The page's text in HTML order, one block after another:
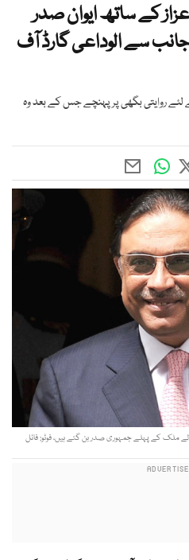
کے ساتھ ایوان صدر
سے الوداعی گارڈ آف
روایتی بگھی پرپہنچے جس کے بعد وہ
ملک کے پہلے جمہوری صدر بن گئے ہیں، فوٹو: فائل